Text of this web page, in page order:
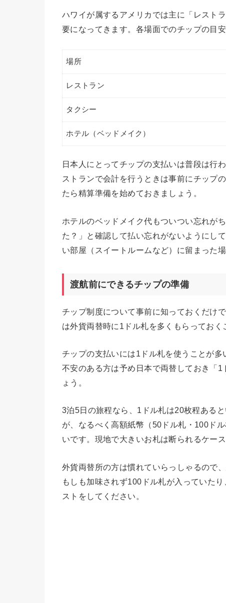
ハワイが属するアメリカでは主に「レスト
要になってきます。各場面でのチップの目
場所
レストラン
タクシー
ホテル（ベッドメイク）
日本人にとってチップの支払いは普段は行
ストランで会計を行うときは事前にチップ
たら精算準備を始めておきましょう。
ホテルのベッドメイク代もついつい忘れが
た？」と確認して払い忘れがないようにし
い部屋（スイートルームなど）に留まった
渡航前にできるチップの準備
チップ制度について事前に知っておくだけ
は外貨両替時に1ドル札を多くもらっておく
チップの支払いには1ドル札を使うことが
不安のある方は予め日本で両替しておき「
ょう。
3泊5日の旅程なら、1ドル札は20枚程ある
が、なるべく高額紙幣（50ドル札・100ド
いです。現地で大きいお札は断られるケース
外貨両替所の方は慣れていらっしゃるので
もしも加味されず100ドル札が入っていた
ストをしてください。